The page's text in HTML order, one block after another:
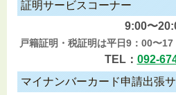
証明サービスコーナー
9:00〜
戸籍証明・税証明は平日9：00〜17
TEL： 092-
マイナンバーカード申請出張